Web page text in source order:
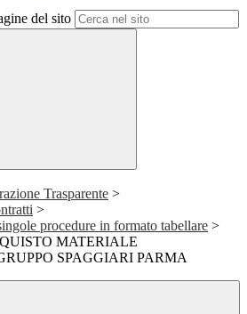
del sito
Trasparente >
>
procedure in formato tabellare >
MATERIALE
SPAGGIARI PARMA